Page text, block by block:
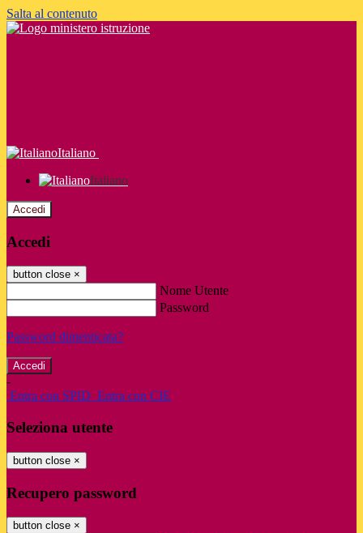
Salta al contenuto
Italiano
Italiano
Accedi
Accedi
button close ×
Nome Utente
Password
Password dimenticata?
-
Entra con SPID Entra con CIE
Seleziona utente
button close ×
Recupero password
button close ×